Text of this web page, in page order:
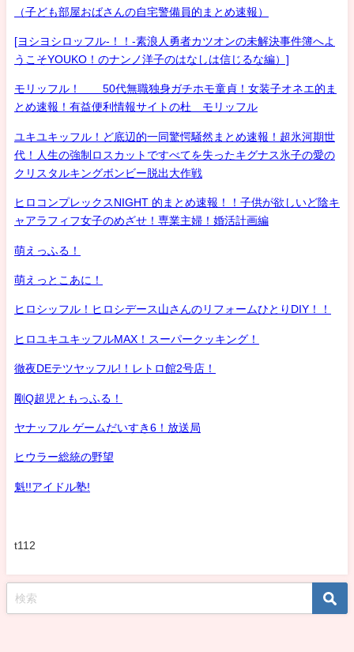
（子ども部屋おばさんの自宅警備員的まとめ速報）
[ヨシヨシロッフル-！！-素浪人勇者カツオンの未解決事件簿へよ
うこそYOUKO！のナンノ洋子のはなしは信じるな編）]
モリッフル！ 50代無職独身ガチホモ童貞！女装子オネエ的ま
とめ速報！有益便利情報サイトの杜 モリッフル
ユキユキッフル！ど底辺的一同驚愕騒然まとめ速報！超氷河期世
代！人生の強制ロスカットですべてを失ったキグナス氷子の愛の
クリスタルキングボンビー脱出大作戦
ヒロコンプレックスNIGHT 的まとめ速報！！子供が欲しいど陰キ
ャアラフィフ女子のめざせ！専業主婦！婚活計画編
萌えっふる！
萌えっとこあに！
ヒロシッフル！ヒロシデース山さんのリフォームひとりDIY！！
ヒロユキユキッフルMAX！スーパークッキング！
徹夜DEテツヤッフル!！レトロ館2号店！
剛Q超児ともっふる！
ヤナッフル ゲームだいすき6！放送局
ヒウラー総統の野望
魁!!アイドル塾!
t112